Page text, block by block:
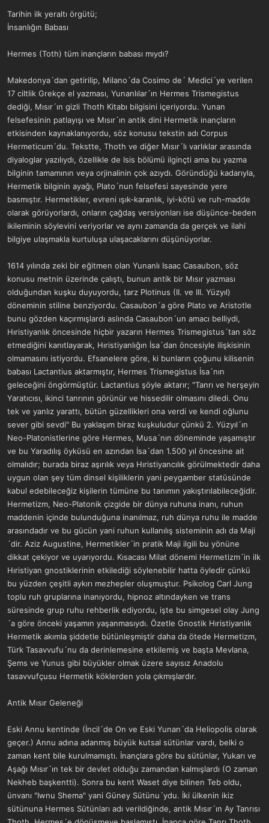
t
a
i
h
Tarihin ilk yeraltı örgütü;
İnsanlığın Babası
Hermes (Toth) tüm inançların babası mıydı?
Makedonya´dan getirilip, Milano´da Cosimo de´ Medici´ye verilen
17 ciltlik Grekçe el yazması, Yunanlılar´ın Hermes Trismegistus
dediği, Mısır´ın gizli Thoth Kitabı bilgisini içeriyordu. Yunan
felsefesinin patlayışı ve Mısır´ın antik dini Hermetik inançların
etkisinden kaynaklanıyordu, söz konusu tekstin adı Corpus
Hermeticum´du. Tekstte, Thoth ve diğer Mısır´lı varlıklar arasında
diyaloglar yazılıydı, özellikle de Isis bölümü ilginçti ama bu yazma
bilginin tamamının veya orjinalinin çok azıydı. Göründüğü kadarıyla,
Hermetik bilginin ayağı, Plato´nun felsefesi sayesinde yere
basmıştır. Hermetikler, evreni ışık-karanlık, iyi-kötü ve ruh-madde
olarak görüyorlardı, onların çağdaş versiyonları ise düşünce-beden
ikileminin söylevini veriyorlar ve aynı zamanda da gerçek ve ilahi
bilgiye ulaşmakla kurtuluşa ulaşacaklarını düşünüyorlar.
1614 yılında zeki bir eğitmen olan Yunanlı Isaac Casaubon, söz
konusu metnin üzerinde çalıştı, bunun antik bir Mısır yazması
olduğundan kuşku duyuyordu, tarz Plotinus (II. ve III. Yüzyıl)
döneminin stiline benziyordu. Casaubon´a göre Plato ve Aristotle
bunu gözden kaçırmışlardı aslında Casaubon´un amacı belliydi,
Hıristiyanlık öncesinde hiçbir yazarın Hermes Trismegistus´tan söz
etmediğini kanıtlayarak, Hıristiyanlığın İsa´dan öncesiyle ilişkisinin
olmamasını istiyordu. Efsanelere göre, ki bunların çoğunu kilisenin
babası Lactantius aktarmıştır, Hermes Trismegistus İsa´nın
geleceğini öngörmüştür. Lactantius şöyle aktarır; "Tanrı ve herşeyin
Yaratıcısı, ikinci tanrının görünür ve hissedilir olmasını diledi. Onu
tek ve yanlız yarattı, bütün güzellikleri ona verdi ve kendi oğlunu
sever gibi sevdi" Bu yaklaşım biraz kuşkuludur çünkü 2. Yüzyıl´ın
Neo-Platonistlerine göre Hermes, Musa´nın döneminde yaşamıştır
ve bu Yaradılış öyküsü en azından İsa´dan 1.500 yıl öncesine ait
olmalıdır; burada biraz aşırılık veya Hıristiyancılık görülmektedir daha
uygun olan şey tüm dinsel kişiliklerin yani peygamber statüsünde
kabul edebileceğiz kişilerin tümüne bu tanımın yakıştırılabileceğidir.
Hermetizm, Neo-Platonik çizgide bir dünya ruhuna inanı, ruhun
maddenin içinde bulunduğuna inanılmaz, ruh dünya ruhu ile madde
arasındadır ve bu gücün yani ruhun kullanılış sisteminin adı da Maji
´dir. Aziz Augustine, Hermetikler´in pratik Maji ilgili bu yönüne
dikkat çekiyor ve uyarıyordu. Kısacası Milat dönemi Hermetizm´in ilk
Hıristiyan gnostiklerinin etkilediği söylenebilir hatta öyledir çünkü
bu yüzden çeşitli aykırı mezhepler oluşmuştur. Psikolog Carl Jung
toplu ruh gruplarına inanıyordu, hipnoz altındayken ve trans
süresinde grup ruhu rehberlik ediyordu, işte bu simgesel olay Jung
´a göre önceki yaşamın yaşanmasıydı. Özetle Gnostik Hıristiyanlık
Hermetik akımla şiddetle bütünleşmiştir daha da ötede Hermetizm,
Türk Tasavvufu´nu da derinlemesine etkilemiş ve başta Mevlana,
Şems ve Yunus gibi büyükler olmak üzere sayısız Anadolu
tasavvufçusu Hermetik köklerden yola çıkmışlardır.
Antik Mısır Geleneği
Eski Annu kentinde (İncil´de On ve Eski Yunan´da Heliopolis olarak
geçer.) Annu adına adanmış büyük kutsal sütünlar vardı, belki o
zaman kent bile kurulmamıştı. İnançlara göre bu sütünlar, Yukarı ve
Aşağı Mısır´ın tek bir devlet olduğu zamandan kalmışlardı (O zaman
Nekheb başkentti). Sonra bu kent Waset diye bilinen Teb oldu,
ünvanı "Iwnu Shema" yani Güney Sütünu´ydu. İki ülkenin ikiz
sütünuna Hermes Sütünları adı verildiğinde, antik Mısır´ın Ay Tanrısı